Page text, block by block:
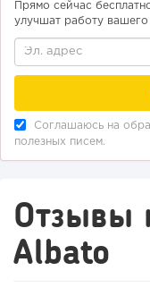
Прямо сейчас
улучшат работу вашего
Соглашаюсь на
полезных писем.
Отзывы
Albato